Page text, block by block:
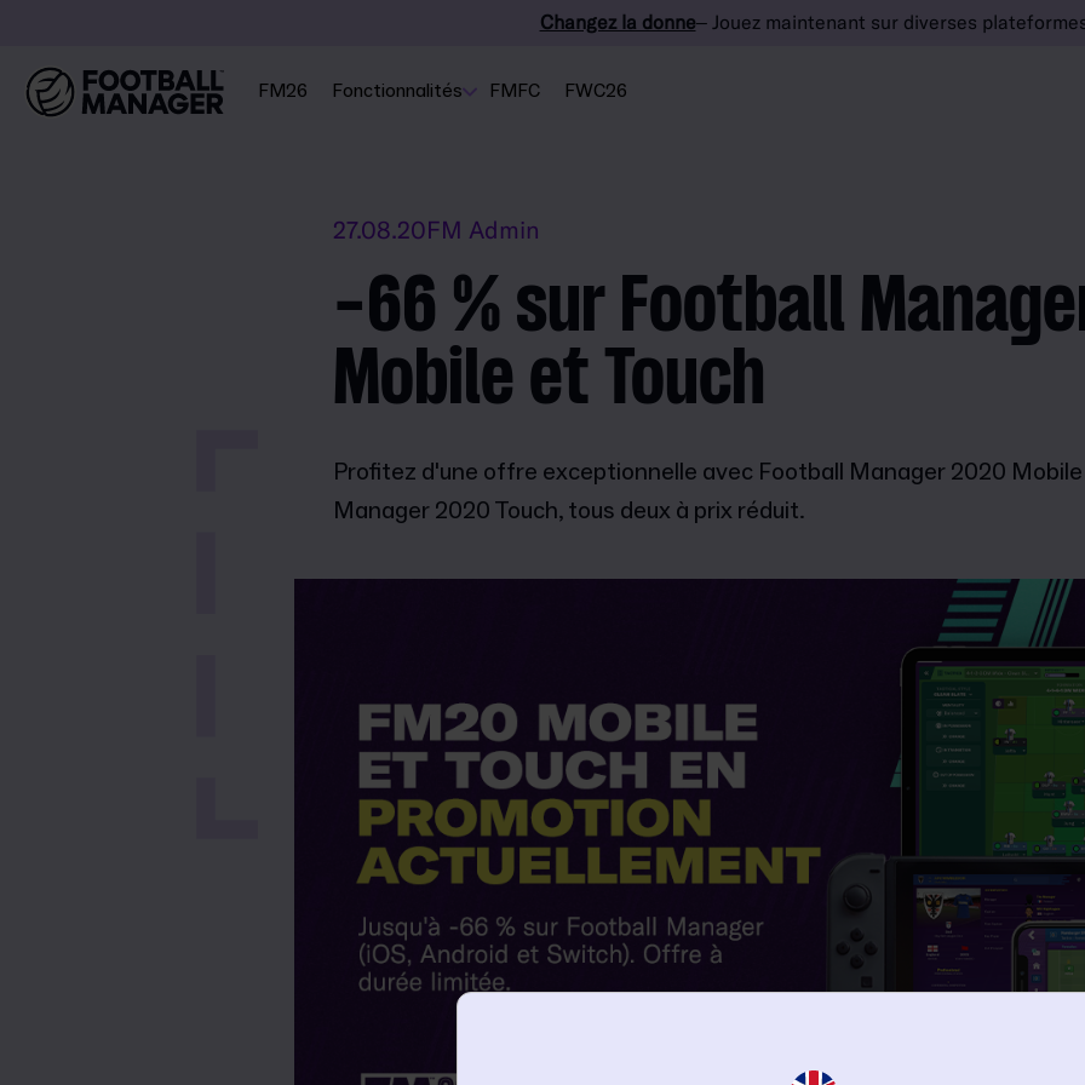
Changez la donne– Jouez maintenant sur diverses
FM26 Fonctionnalités FMFC FWC26
27.08.20FM Admin
-66 % sur Football
Mobile et Touch
Profitez d'une offre exceptionnelle avec Football Manager 2020
Manager 2020 Touch, tous deux à prix réduit.